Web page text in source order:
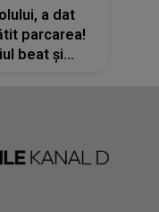
a dat
parcarea!
beat și